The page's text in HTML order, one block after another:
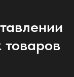
товаров